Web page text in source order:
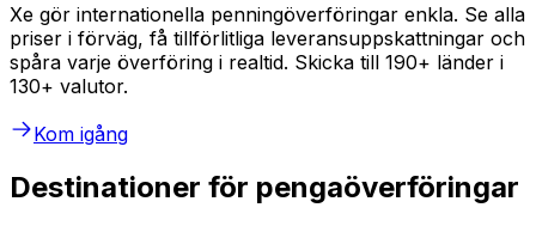
Xe gör internationella penningöverföringar enkla. Se alla
priser i förväg, få tillförlitliga leveransuppskattningar och
spåra varje överföring i realtid. Skicka till 190+ länder i
130+ valutor.
Kom igång
Destinationer för pengaöverföringar